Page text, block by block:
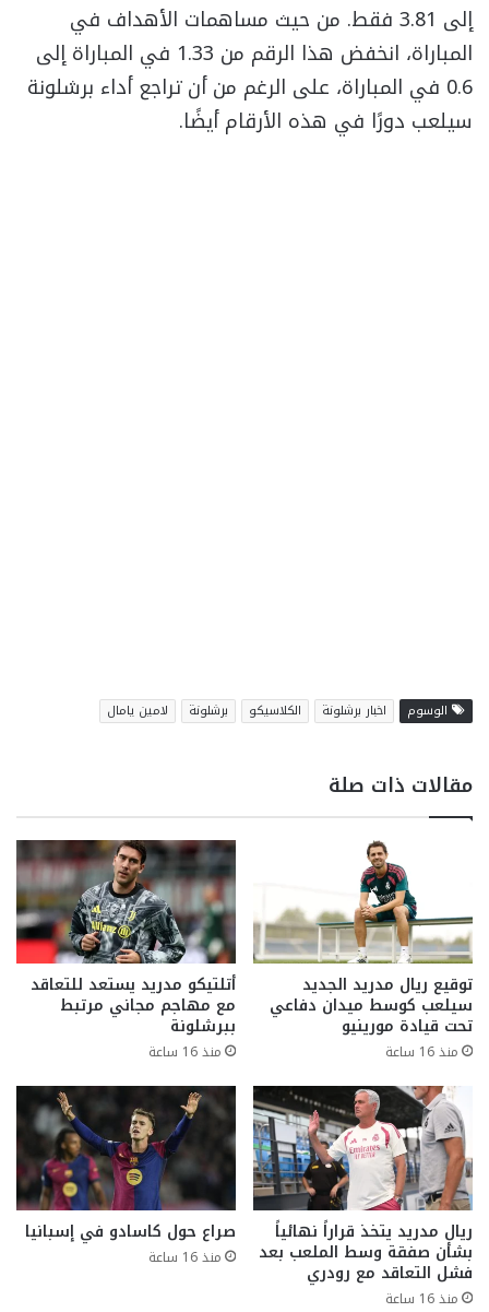
إلى 3.81 فقط. من حيث مساهمات الأهداف في
المباراة، انخفض هذا الرقم من 1.33 في المباراة إلى
0.6 في المباراة، على الرغم من أن تراجع أداء برشلونة
سيلعب دورًا في هذه الأرقام أيضًا.
الوسوم اخبار برشلونة الكلاسيكو برشلونة لامين يامال
مقالات ذات صلة
توقيع ريال مدريد الجديد
سيلعب كوسط ميدان دفاعي
تحت قيادة مورينيو
منذ 16 ساعة
أتلتيكو مدريد يستعد للتعاقد
مع مهاجم مجاني مرتبط
ببرشلونة
منذ 16 ساعة
ريال مدريد يتخذ قراراً نهائياً
بشأن صفقة وسط الملعب بعد
فشل التعاقد مع رودري
منذ 16 ساعة
صراع حول كاسادو في إسبانيا
منذ 16 ساعة